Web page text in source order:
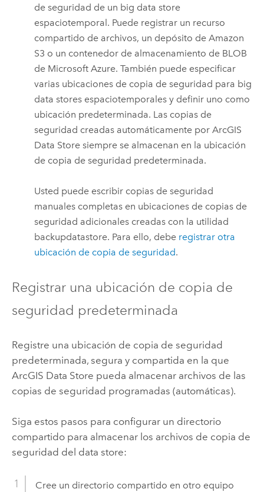
de seguridad de un big data store
espaciotemporal. Puede registrar un recurso
compartido de archivos, un depósito deAmazon
S3 o un contenedor de almacenamiento de BLOB
de Microsoft Azure. También puede especificar
varias ubicaciones de copia de seguridad para big
data stores espaciotemporales y definir uno como
ubicación predeterminada. Las copias de
seguridad creadas automáticamente porArcGIS
Data Store siempre se almacenan en la ubicación
de copia de seguridad predeterminada.
Usted puede escribir copias de seguridad
manuales completas en ubicaciones de copias de
seguridad adicionales creadas con la utilidad
backupdatastore. Para ello, debe registrar otra
ubicación de copia de seguridad.
Registrar una ubicación de copia de
seguridad predeterminada
Registre una ubicación de copia de seguridad
predeterminada, segura y compartida en la que
ArcGIS Data Store pueda almacenar archivos de las
copias de seguridad programadas (automáticas).
Siga estos pasos para configurar un directorio
compartido para almacenar los archivos de copia de
seguridad del data store:
Cree un directorio compartido en otro equipo